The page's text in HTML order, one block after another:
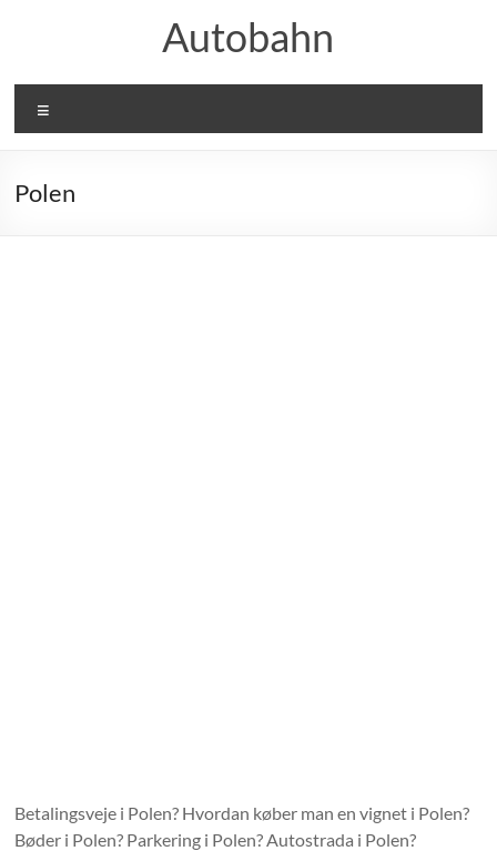
Autobahn
Polen
Betalingsveje i Polen? Hvordan køber man en vignet i Polen?
Bøder i Polen? Parkering i Polen? Autostrada i Polen?